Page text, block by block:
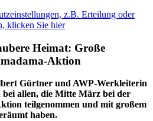
z.B. Erteilung oder
klicken Sie hier
Heimat: Große
Aktion
Gürtner und AWP-Werkleiterin
allen, die Mitte März bei der
teilgenommen und mit großem
haben.